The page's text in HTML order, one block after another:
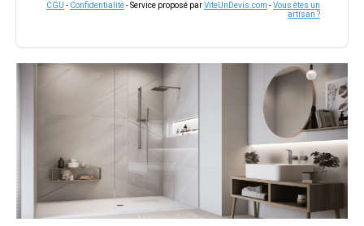
CGU - Confidentialité- Service proposé parViteUnDevis.com -Vous êtes un
artisan ?